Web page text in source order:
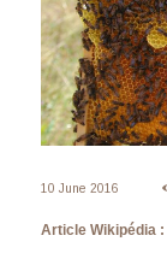
10 June 2016
Article Wikipédia :